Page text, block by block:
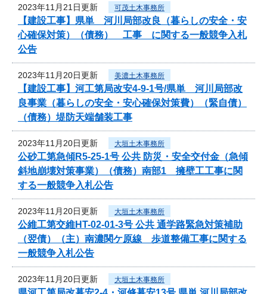
2023年11月21日更新 可茂土木事務所
【建設工事】県単 河川局部改良（暮らしの安全・安
心確保対策）（債務） 工事 に関する一般競争入札
公告
2023年11月20日更新 美濃土木事務所
【建設工事】河工第局改安4-9-1号/県単 河川局部改
良事業（暮らしの安全・安心確保対策費）（緊自債）
（債務）堤防天端舗装工事
2023年11月20日更新 大垣土木事務所
公砂工第急傾R5-25-1号 公共 防災・安全交付金（急傾
斜地崩壊対策事業）（債務）南部1 擁壁工工事に関
する一般競争入札公告
2023年11月20日更新 大垣土木事務所
公維工第交維HT-02-01-3号 公共 通学路緊急対策補助
（翌債）（主）南濃関ケ原線 歩道整備工事に関する
一般競争入札公告
2023年11月20日更新 大垣土木事務所